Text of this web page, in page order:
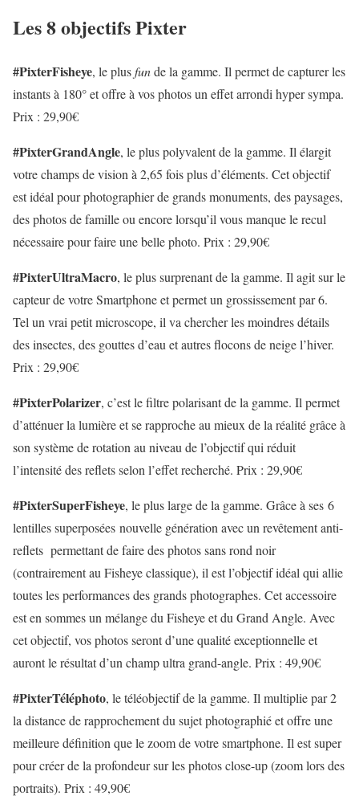
Les 8 objectifs Pixter
#PixterFisheye, le plusfunde la gamme. Il permet de capturer les
instants à 180°et offre à vos photos un effet arrondi hyper sympa.
Prix : 29,90€
#PixterGrandAngle, le plus polyvalent de la gamme. Il élargit
votrechamps de vision à 2,65 fois plus d’éléments. Cet objectif
est idéal pour photographier de grands monuments, des paysages,
des photos de famille ou encore lorsqu’il vous manque le recul
nécessaire pour faire une belle photo. Prix : 29,90€
#PixterUltraMacro, le plus surprenant de la gamme. Il agit sur le
capteur de votre Smartphone et permet un grossissement par 6.
Tel un vrai petit microscope, il va chercher les moindres détails
des insectes, des gouttes d’eau et autres flocons de neige l’hiver.
Prix : 29,90€
#PixterPolarizer, c’est le filtre polarisant de la gamme. Il permet
d’atténuer la lumière et se rapproche au mieux de la réalité grâce à
son système de rotation au niveau de l’objectif qui réduit
l’intensité des refletsselon l’effet recherché. Prix : 29,90€
#PixterSuperFisheye, le plus large de la gamme. Grâce à ses 6
lentilles superposées nouvelle génération avec un revêtement anti-
reflets permettant de faire des photos sans rond noir
(contrairement au Fisheye classique), il est l’objectif idéal qui allie
toutes les performances des grands photographes. Cet accessoire
est en sommes un mélange du Fisheye et du Grand Angle. Avec
cet objectif, vos photos seront d’une qualité exceptionnelle et
auront le résultat d’un champ ultra grand-angle. Prix : 49,90€
#PixterTéléphoto, le téléobjectif de la gamme. Il multiplie par 2
la distance de rapprochementdu sujet photographié et offre une
meilleure définition que le zoom de votre smartphone. Il est super
pour créer de la profondeur sur les photos close-up (zoom lors des
portraits). Prix : 49,90€